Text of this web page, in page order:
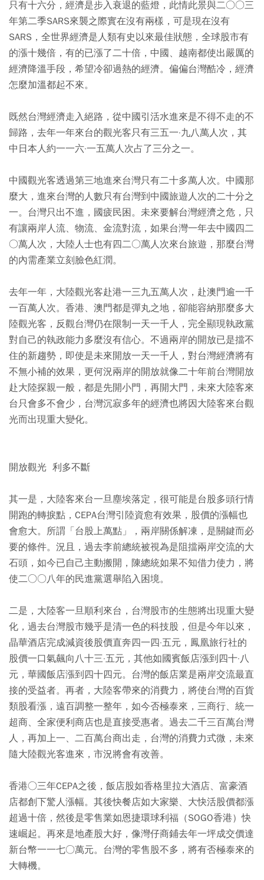
只有十六分，經濟是步入衰退的藍燈，此情此景與二○○三
年第二季SARS來襲之際實在沒有兩樣，可是現在沒有
SARS，全世界經濟是人類有史以來最佳狀態，全球股市有
的漲十幾倍，有的已漲了二十倍，中國、越南都使出嚴厲的
經濟降溫手段，希望冷卻過熱的經濟。偏偏台灣酷冷，經濟
怎麼加溫都起不來。
既然台灣經濟走入絕路，從中國引活水進來是不得不走的不
歸路，去年一年來台的觀光客只有三五一·九八萬人次，其
中日本人約一一六·一五萬人次占了三分之一。
中國觀光客透過第三地進來台灣只有二十多萬人次。中國那
麼大，進來台灣的人數只有台灣到中國旅遊人次的二十分之
一。台灣只出不進，國疲民困。未來要解台灣經濟之危，只
有讓兩岸人流、物流、金流對流，如果台灣一年去中國四二
○萬人次，大陸人士也有四二○萬人次來台旅遊，那麼台灣
的內需產業立刻臉色紅潤。
去年一年，大陸觀光客赴港一三九五萬人次，赴澳門逾一千
一百萬人次。香港、澳門都是彈丸之地，卻能容納那麼多大
陸觀光客，反觀台灣仍在限制一天一千人，完全顯現執政黨
對自己的執政能力多麼沒有信心。不過兩岸的開放已是擋不
住的新趨勢，即使是未來開放一天一千人，對台灣經濟將有
不無小補的效果，更何況兩岸的開放就像二十年前台灣開放
赴大陸探親一般，都是先開小門，再開大門，未來大陸客來
台只會多不會少，台灣沉寂多年的經濟也將因大陸客來台觀
光而出現重大變化。
開放觀光 利多不斷
其一是，大陸客來台一旦塵埃落定，很可能是台股多頭行情
開跑的轉捩點，CEPA台灣引陸資愈有效果，股價的漲幅也
會愈大。所謂「台股上萬點」，兩岸關係解凍，是關鍵而必
要的條件。況且，過去李前總統被視為是阻擋兩岸交流的大
石頭，如今已自己主動搬開，陳總統如果不知借力使力，將
使二○○八年的民進黨選舉陷入困境。
二是，大陸客一旦順利來台，台灣股市的生態將出現重大變
化，過去台灣股市幾乎是清一色的科技股，但是今年以來，
晶華酒店完成減資後股價直奔四一四·五元，鳳凰旅行社的
股價一口氣飆向八十三·五元，其他如國賓飯店漲到四十·八
元，華國飯店漲到四十四元。台灣的飯店業是兩岸交流最直
接的受益者。再者，大陸客帶來的消費力，將使台灣的百貨
類股看漲，遠百調整一整年，如今否極泰來，三商行、統一
超商、全家便利商店也是直接受惠者。過去二千三百萬台灣
人，再加上一、二百萬台商出走，台灣的消費力式微，未來
隨大陸觀光客進來，市況將會有改善。
香港○三年CEPA之後，飯店股如香格里拉大酒店、富豪酒
店都創下驚人漲幅。其後快餐店如大家樂、大快活股價都漲
超過十倍，然後是零售業如恩捷環球利福（SOGO香港）快
速崛起。再來是地產股大好，像灣仔商鋪去年一坪成交價達
新台幣一一七○萬元。台灣的零售股不多，將有否極泰來的
大轉機。